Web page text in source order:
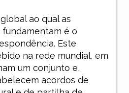
ao qual as
é o
Este
na rede mundial, em
um conjunto e,
acordos de